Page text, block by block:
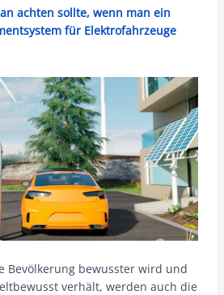
achten sollte, wenn man ein
für Elektrofahrzeuge
Bevölkerung bewusster wird und
verhält, werden auch die